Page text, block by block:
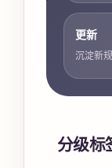
更新
沉淀新
分级标